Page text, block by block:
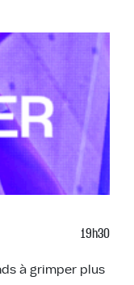
19h30
à grimper plus